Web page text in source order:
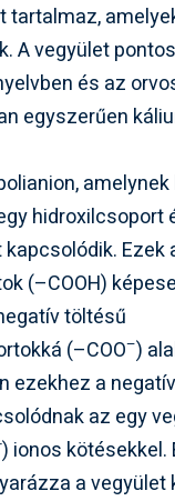
tartalmaz,
A vegyület
és az
egyszerűen
hidroxilcsoport
Ezek
(–COOH)
töltésű
(–COO–)
ezekhez a
az egy
) ionos kötésekkel.
a vegyület